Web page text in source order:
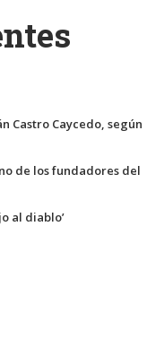
Castro Caycedo, según
de los fundadores del
al diablo’